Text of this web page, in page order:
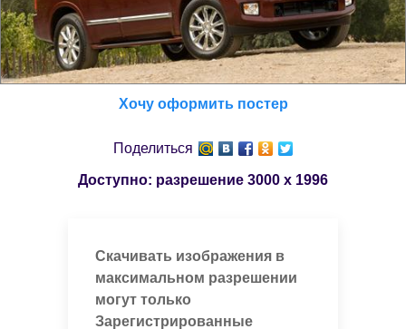
Хочу оформить постер
Поделиться
Доступно: разрешение 3000 x 1996
Скачивать изображения в
максимальном разрешении
могут только
Зарегистрированные